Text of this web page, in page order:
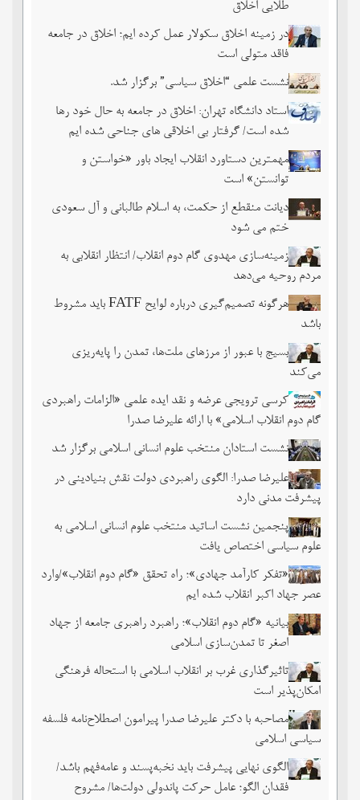
طلایی اخلاق
در زمینه اخلاق سکولار عمل کرده ایم؛ اخلاق در جامعه
فاقد متولی است
نشست علمی “اخلاق سیاسی” برگزار شد.
استاد دانشگاه تهران: اخلاق در جامعه به حال خود رها
شده است/ گرفتار بی اخلاقی های جناحی شده ایم
مهمترین دستاورد انقلاب ایجاد باور «خواستن و
توانستن» است
دیانت منقطع از حکمت، به اسلام طالبانی و آل سعودی
ختم می شود
زمینه‌سازی مهدوی گام دوم انقلاب/ انتظار انقلابی به
مردم روحیه می‌دهد
هرگونه تصمیم‌گیری درباره لوایح FATF باید مشروط
باشد
بسیج با عبور از مرزهای ملت‌‌ها، تمدن را پایه‌ریزی
می‌کند
کرسی ترویجی عرضه و نقد ایده علمی «الزامات راهبردی
گام دوم انقلاب اسلامی» با ارائه علیرضا صدرا
نشست استادان منتخب علوم انسانی اسلامی برگزار شد
علیرضا صدرا: الگوی راهبردی دولت نقش بنیادینی در
پیشرفت مدنی دارد
پنجمین نشست اساتید منتخب علوم انسانی اسلامی به
علوم سیاسی اختصاص یافت
«تفکر کارآمد جهادی»؛ راه تحقق «گام دوم انقلاب»/وارد
عصر جهاد اکبر انقلاب شده ایم
بیانیه «گام دوم انقلاب»؛ راهبرد راهبری جامعه از جهاد
اصغر تا تمدن‌سازی اسلامی
تاثیرگذاری غرب بر انقلاب اسلامی با استحاله فرهنگی
امکان‌پذیر است
مصاحبه با دکتر علیرضا صدرا پیرامون اصطلاح‌نامه فلسفه
سیاسی اسلامی
الگوی نهایی پیشرفت باید نخبه‌پسند و عامه‌فهم باشد/
فقدان الگو؛ عامل حرکت پاندولی دولت‌ها/ مشروح